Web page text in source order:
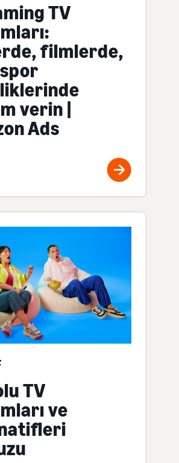
TV
filmlerde,
verin |
Ads
TV
ve